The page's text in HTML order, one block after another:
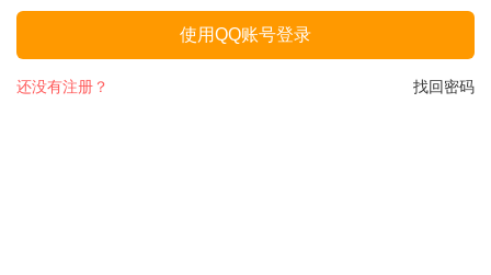
使用QQ账号登录
找回密码
还没有注册？